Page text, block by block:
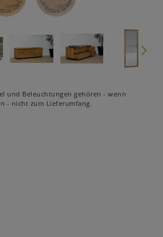
und Beleuchtungen gehören - wenn
- nicht zum Lieferumfang.